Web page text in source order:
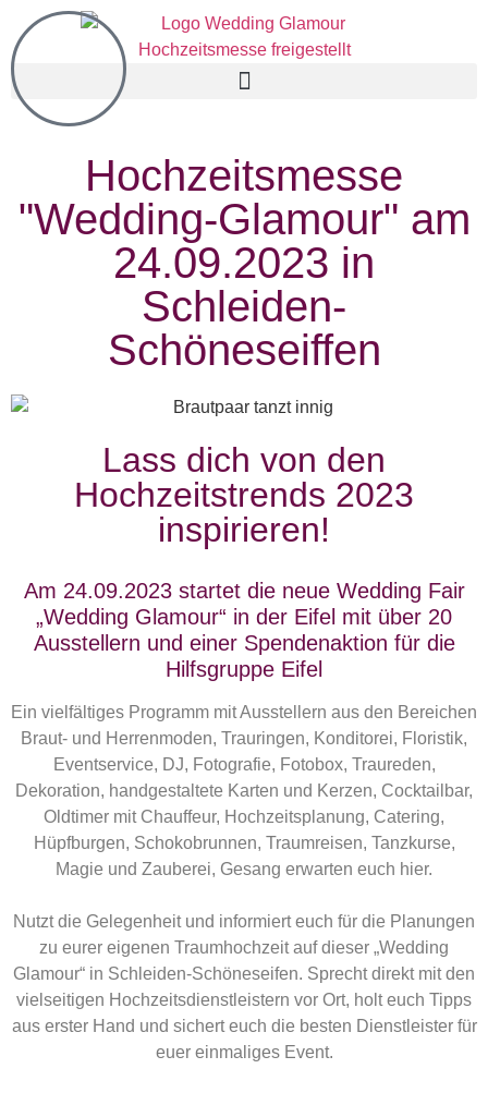
Hochzeitsmesse
"Wedding-Glamour" am
24.09.2023 in
Schleiden-
Schöneseiffen
Lass dich von den
Hochzeitstrends 2023
inspirieren!
Am 24.09.2023 startet die neue Wedding Fair
„Wedding Glamour“ in der Eifel mit über 20
Ausstellern und einer Spendenaktion für die
Hilfsgruppe Eifel
Ein vielfältiges Programm mit Ausstellern aus den Bereichen
Braut- und Herrenmoden, Trauringen, Konditorei, Floristik,
Eventservice, DJ, Fotografie, Fotobox, Traureden,
Dekoration, handgestaltete Karten und Kerzen, Cocktailbar,
Oldtimer mit Chauffeur, Hochzeitsplanung, Catering,
Hüpfburgen, Schokobrunnen, Traumreisen, Tanzkurse,
Magie und Zauberei, Gesang erwarten euch hier.
Nutzt die Gelegenheit und informiert euch für die Planungen
zu eurer eigenen Traumhochzeit auf dieser „Wedding
Glamour“ in Schleiden-Schöneseifen. Sprecht direkt mit den
vielseitigen Hochzeitsdienstleistern vor Ort, holt euch Tipps
aus erster Hand und sichert euch die besten Dienstleister für
euer einmaliges Event.